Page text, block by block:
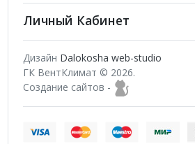
Личный Кабинет
Дизайн Dalokosha web-studio
ГК ВентКлимат © 2026.
Создание сайтов -